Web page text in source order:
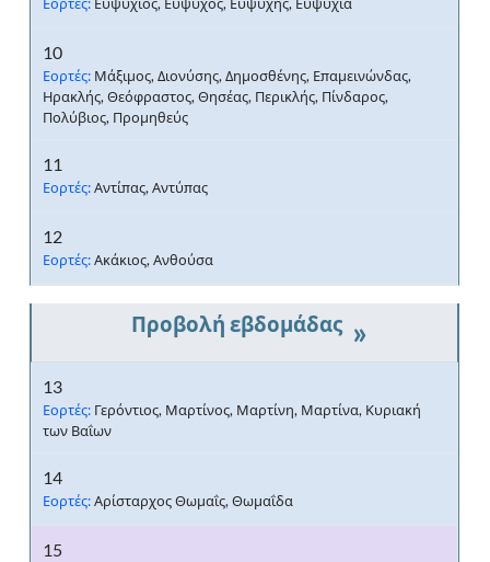
10
Εορτές: Μάξιμος, Διονύσης, Δημοσθένης, Επαμεινώνδας,
Ηρακλής, Θεόφραστος, Θησέας, Περικλής, Πίνδαρος,
Πολύβιος, Προμηθεύς
11
Εορτές:Αντίπας, Αντύπας
12
Εορτές:Ακάκιος, Ανθούσα
»
13
Εορτές: Γερόντιος, Μαρτίνος, Μαρτίνη, Μαρτίνα, Κυριακή
των Βαΐων
14
Εορτές:Αρίσταρχος Θωμαΐς, Θωμαΐδα
15